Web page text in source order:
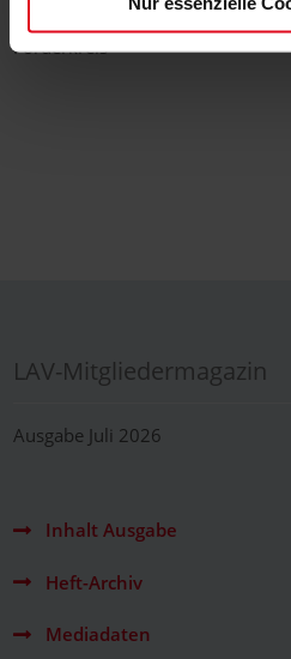
Förderkreis
LAV-Mitgliedermagazin
Ausgabe Juli 2026
Inhalt Ausgabe
Heft-Archiv
Mediadaten